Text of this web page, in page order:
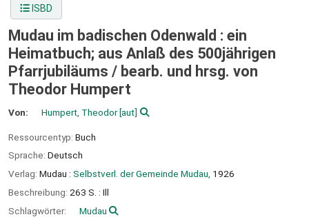
ISBD
Mudau im badischen Odenwald : ein
Heimatbuch; aus Anlaß des 500jährigen
Pfarrjubiläums / bearb. und hrsg. von
Theodor Humpert
Von: Humpert, Theodor[aut]
Ressourcentyp: Buch
Sprache: Deutsch
Verlag: Mudau : Selbstverl. der Gemeinde Mudau, 1926
Beschreibung: 263 S. : Ill
Schlagwörter:
Mudau